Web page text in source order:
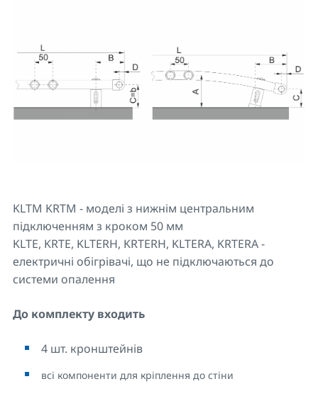
KLTM KRTM - моделі з нижнім центральним
підключенням з кроком 50 мм
KLTE, KRTE, KLTERH, KRTERH, KLTERA, KRTERA -
електричні обігрівачі, що не підключаються до
системи опалення
До комплекту входить
4 шт. кронштейнів
всі компоненти для кріплення до стіни